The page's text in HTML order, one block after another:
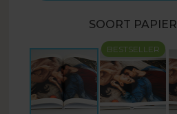
SOORT PAPIER
BESTSELLER